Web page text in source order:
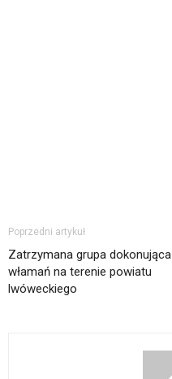
Poprzedni artykuł
Zatrzymana grupa dokonująca
włamań na terenie powiatu
lwóweckiego